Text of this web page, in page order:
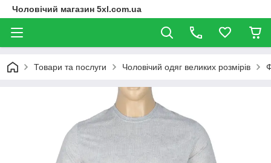
Чоловічий магазин 5xl.com.ua
Товари та послуги Чоловічий одяг великих розмірів